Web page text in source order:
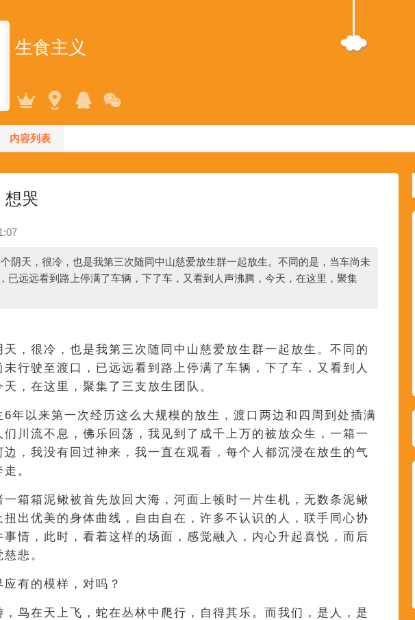
生食主义
内容列表
想哭
阴天，很冷，也是我第三次随同中山慈爱放生群一起放生。不同的是，当车尚未
已远远看到路上停满了车辆，下了车，又看到人声沸腾，今天，在这里，聚集
天，很冷，也是我第三次随同中山慈爱放生群一起放生。不同的
未行驶至渡口，已远远看到路上停满了车辆，下了车，又看到人
，在这里，聚集了三支放生团队。
6年以来第一次经历这么大规模的放生，渡口两边和四周到处插满
们川流不息，佛乐回荡，我见到了成千上万的被放众生，一箱一
边，我没有回过神来，我一直在观看，每个人都沉浸在放生的气
。
一箱箱泥鳅被首先放回大海，河面上顿时一片生机，无数条泥鳅
扭出优美的身体曲线，自由自在，许多不认识的人，联手同心协
事情，此时，看着这样的场面，感觉融入，内心升起喜悦，而后
悲。
有的模样，对吗？
，鸟在天上飞，蛇在丛林中爬行，自得其乐。而我们，是人，是